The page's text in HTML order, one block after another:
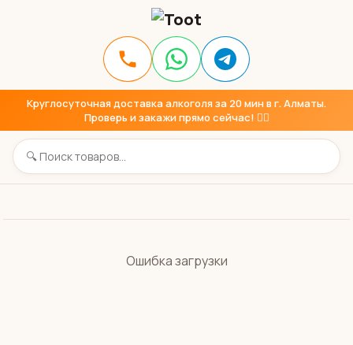
Круглосуточная доставка алкоголя за 20 мин в г. Алматы.
Проверь и закажи прямо сейчас! 👇🏼
Ошибка загрузки